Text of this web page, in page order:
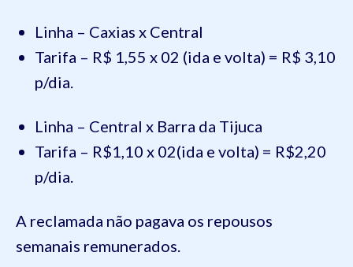
Linha – Caxias x Central
Tarifa – R$ 1,55 x 02 (ida e volta) = R$ 3,10
p/dia.
Linha – Central x Barra da Tijuca
Tarifa – R$1,10 x 02(ida e volta) = R$2,20
p/dia.
A reclamada não pagava os repousos
semanais remunerados.